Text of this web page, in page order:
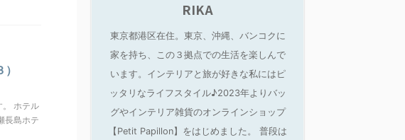
。 ホテル
長島ホテ
RIKA
東京都港区在住。東京、沖縄、バンコクに
家を持ち、この３拠点での生活を楽しんで
います。インテリアと旅が好きな私にはピ
ッタリなライフスタイル♪2023年よりバッ
グやインテリア雑貨のオンラインショップ
【Petit Papillon】をはじめました。 普段は